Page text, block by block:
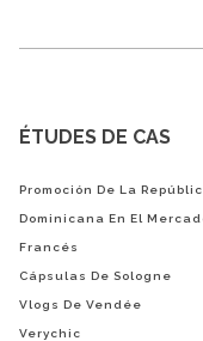
ÉTUDES DE CAS
Promoción De La
Dominicana En El
Francés
Cápsulas De Sologne
Vlogs De Vendée
Verychic